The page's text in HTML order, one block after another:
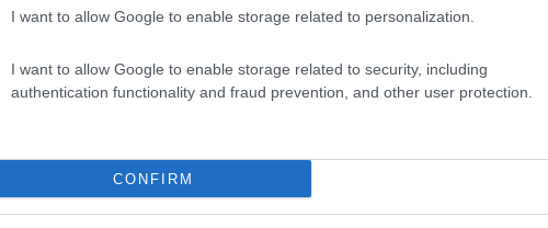
I want to allow Google to enable storage related to personalization.
I want to allow Google to enable storage related to security, including
authentication functionality and fraud prevention, and other user protection.
CONFIRM
mlevenim crnim biberom da biste pojačali ukus.
vodeći računa da postane mirisno, a da ne zagori.Smanjite vatru na blagi nivo i
ne dobije kremastu konzistenciju koja obavije povrće.
dodajte dodatnu so ili biber.Jelo poslužite toplo, posuto dodatnim crnim
testenine, pirinča ili tosta za ozbiljniji obrok.
po porciji: Kalorije: približno 160 kcal; Proteini: približno 5 g; Masti: približno 11 g;